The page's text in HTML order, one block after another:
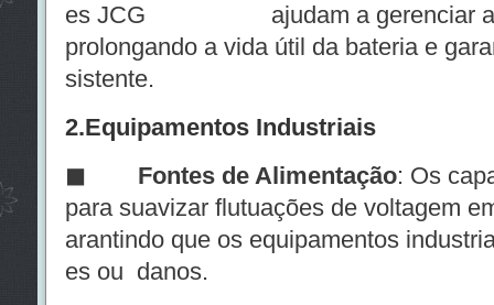
es JCG ajudam a gerenciar a
prolongando a vida útil da bateria e
sistente.
2.Equipamentos Industriais
◼ Fontes de Alimentação: Os
para suavizar flutuações de voltagem
arantindo que os equipamentos
es ou danos.